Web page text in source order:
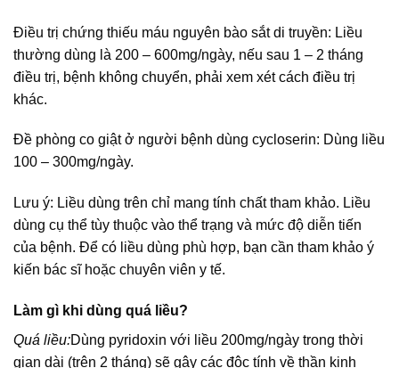
Điều trị chứng thiếu máu nguyên bào sắt di truyền: Liều
thường dùng là 200 – 600mg/ngày, nếu sau 1 – 2 tháng
điều trị, bệnh không chuyển, phải xem xét cách điều trị
khác.
Đề phòng co giật ở người bệnh dùng cycloserin: Dùng liều
100 – 300mg/ngày.
Lưu ý: Liều dùng trên chỉ mang tính chất tham khảo. Liều
dùng cụ thể tùy thuộc vào thể trạng và mức độ diễn tiến
của bệnh. Để có liều dùng phù hợp, bạn cần tham khảo ý
kiến bác sĩ hoặc chuyên viên y tế.
Làm gì khi dùng quá liều?
Quá liều:Dùng pyridoxin với liều 200mg/ngày trong thời
gian dài (trên 2 tháng) sẽ gây các độc tính về thần kinh